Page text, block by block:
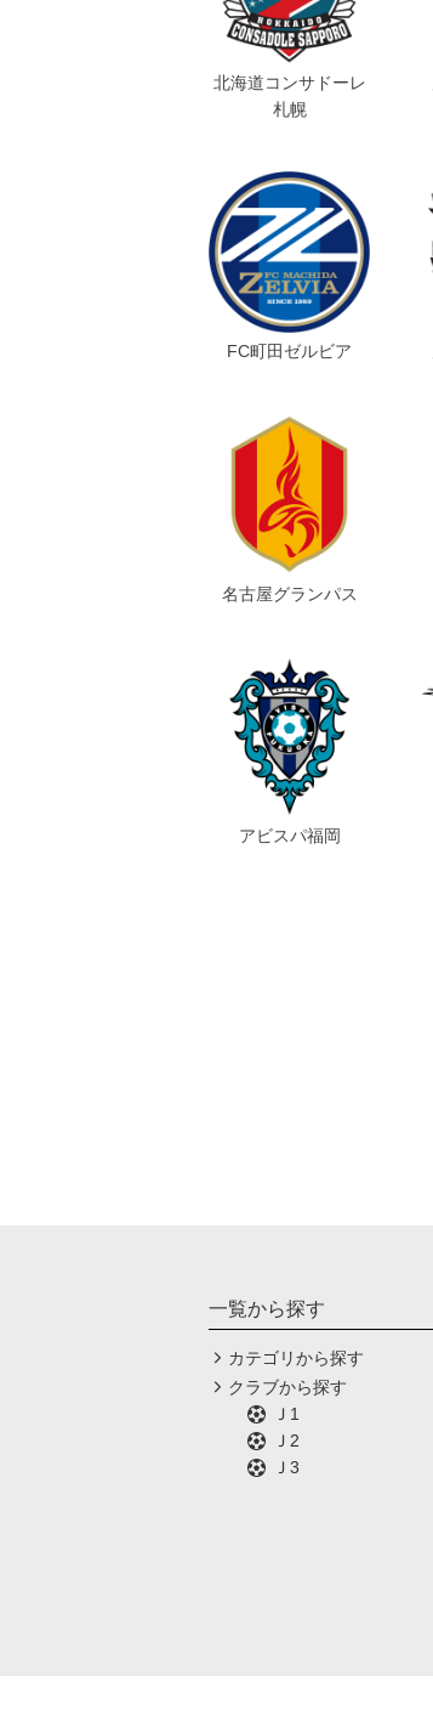
北海道コンサドーレ
札幌
FC町田ゼルビア
名古屋グランパス
アビスパ福岡
一覧から探す
カテゴリから探す
クラブから探す
Ｊ1
Ｊ2
Ｊ3